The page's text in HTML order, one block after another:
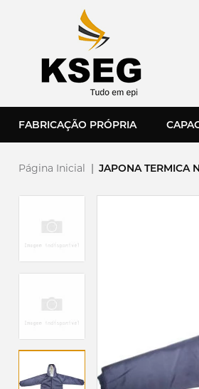
FABRICAÇÃO PRÓPRIA
Página Inicial | JAPONA TERMICA